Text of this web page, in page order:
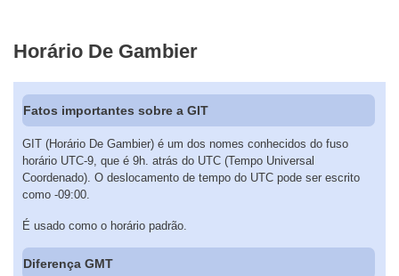
Horário De Gambier
Fatos importantes sobre a GIT
GIT (Horário De Gambier) é um dos nomes conhecidos do fuso
horário UTC-9, que é 9h. atrás do UTC (Tempo Universal
Coordenado). O deslocamento de tempo do UTC pode ser escrito
como -09:00.
É usado como o horário padrão.
Diferença GMT